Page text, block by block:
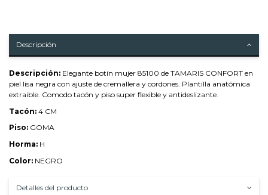
Descripción
Descripción: Elegante botín mujer 85100 de TAMARIS CONFORT en
piel lisa negra con ajuste de cremallera y cordones. Plantilla anatómica
extraible. Comodo tacón y piso super flexible y antideslizante.
Tacón: 4 CM
Piso: GOMA
Horma: H
Color: NEGRO
Detalles del producto